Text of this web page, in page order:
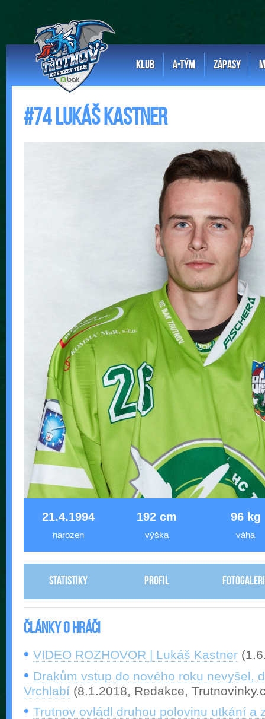
KLUB A-TÝM ZÁPASY
#74 Lukáš Kastner
21.4.1994
narozen
192 cm
výška
96 kg
váha
Statistiky Profil
Články o hráči
VIDEO ROZHOVOR | Lukáš Kastner
Drakům vstup do nového roku nevyšel,
Vrchlabí (8.1.2018, Redakce,
Trutnov ovládl druhou polovinu utkání a